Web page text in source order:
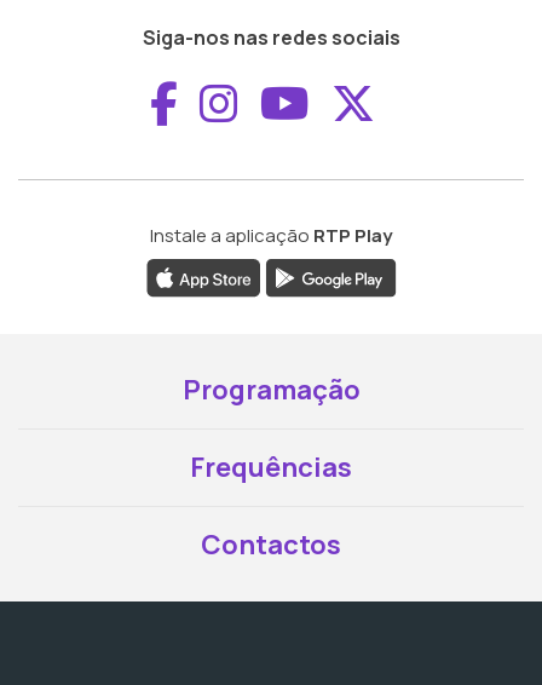
Siga-nos nas redes sociais
Aceder ao
Aceder ao
Aceder ao
Instale a aplicação RTP Play
Programação
Frequências
Contactos